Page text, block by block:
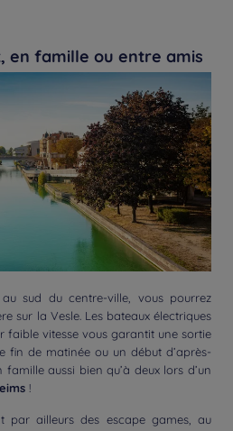
en famille ou entre amis
sud du centre-ville, vous pourrez
sur la Vesle. Les bateaux électriques
faible vitesse vous garantit une sortie
fin de matinée ou un début d’après-
aussi bien qu’à deux lors d’un
!
par ailleurs des escape games, au